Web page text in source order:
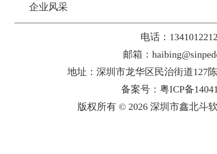
企业风采
电话：
邮箱：
地址：深圳市龙华区民治街道127
备案号：粤ICP备
版权所有 © 2026 深圳市鑫北斗